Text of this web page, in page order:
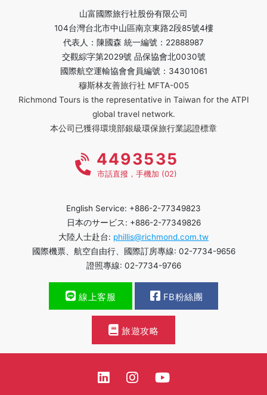
山富國際旅行社股份有限公司
104台灣台北市中山區南京東路2段85號4樓
代表人：陳國森 統一編號：22888987
交觀綜字第2029號 品保協會北0030號
國際航空運輸協會會員編號：34301061
穆斯林友善旅行社 MFTA-005
Richmond Tours is the representative in Taiwan for the ATPI
global travel network.
本公司已獲得環境部銀級環保旅行業認證標章
4493535
市話直撥，手機加 (02)
English Service: +886-2-77349823
日本のサービス: +886-2-77349826
大陸人士赴台: phillis@richmond.com.tw
國際機票、航空自由行、國際訂房專線: 02-7734-9656
證照專線: 02-7734-9766
線上客服 FB粉絲團
旅遊攻略